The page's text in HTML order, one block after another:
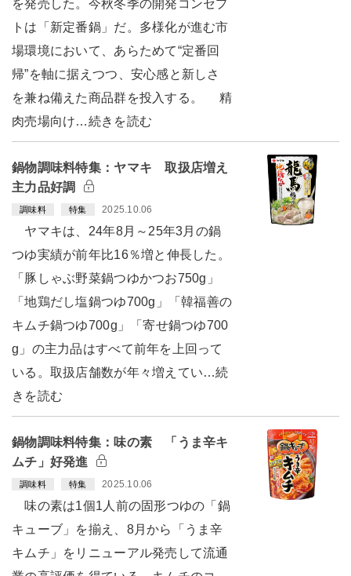
を発売した。今秋冬季の開発コンセプ
トは「新定番鍋」だ。多様化が進む市
場環境において、あらためて“定番回
帰”を軸に据えつつ、安心感と新しさ
を兼ね備えた商品群を投入する。 精
肉売場向け…続きを読む
鍋物調味料特集：ヤマキ 取扱店増え
主力品好調
調味料 特集 2025.10.06
ヤマキは、24年8月～25年3月の鍋
つゆ実績が前年比16％増と伸長した。
「豚しゃぶ野菜鍋つゆかつお750g」
「地鶏だし塩鍋つゆ700g」「韓福善の
キムチ鍋つゆ700g」「寄せ鍋つゆ700
g」の主力品はすべて前年を上回って
いる。取扱店舗数が年々増えてい…続
きを読む
鍋物調味料特集：味の素 「うま辛キ
ムチ」好発進
調味料 特集 2025.10.06
味の素は1個1人前の固形つゆの「鍋
キューブ」を揃え、8月から「うま辛
キムチ」をリニューアル発売して流通